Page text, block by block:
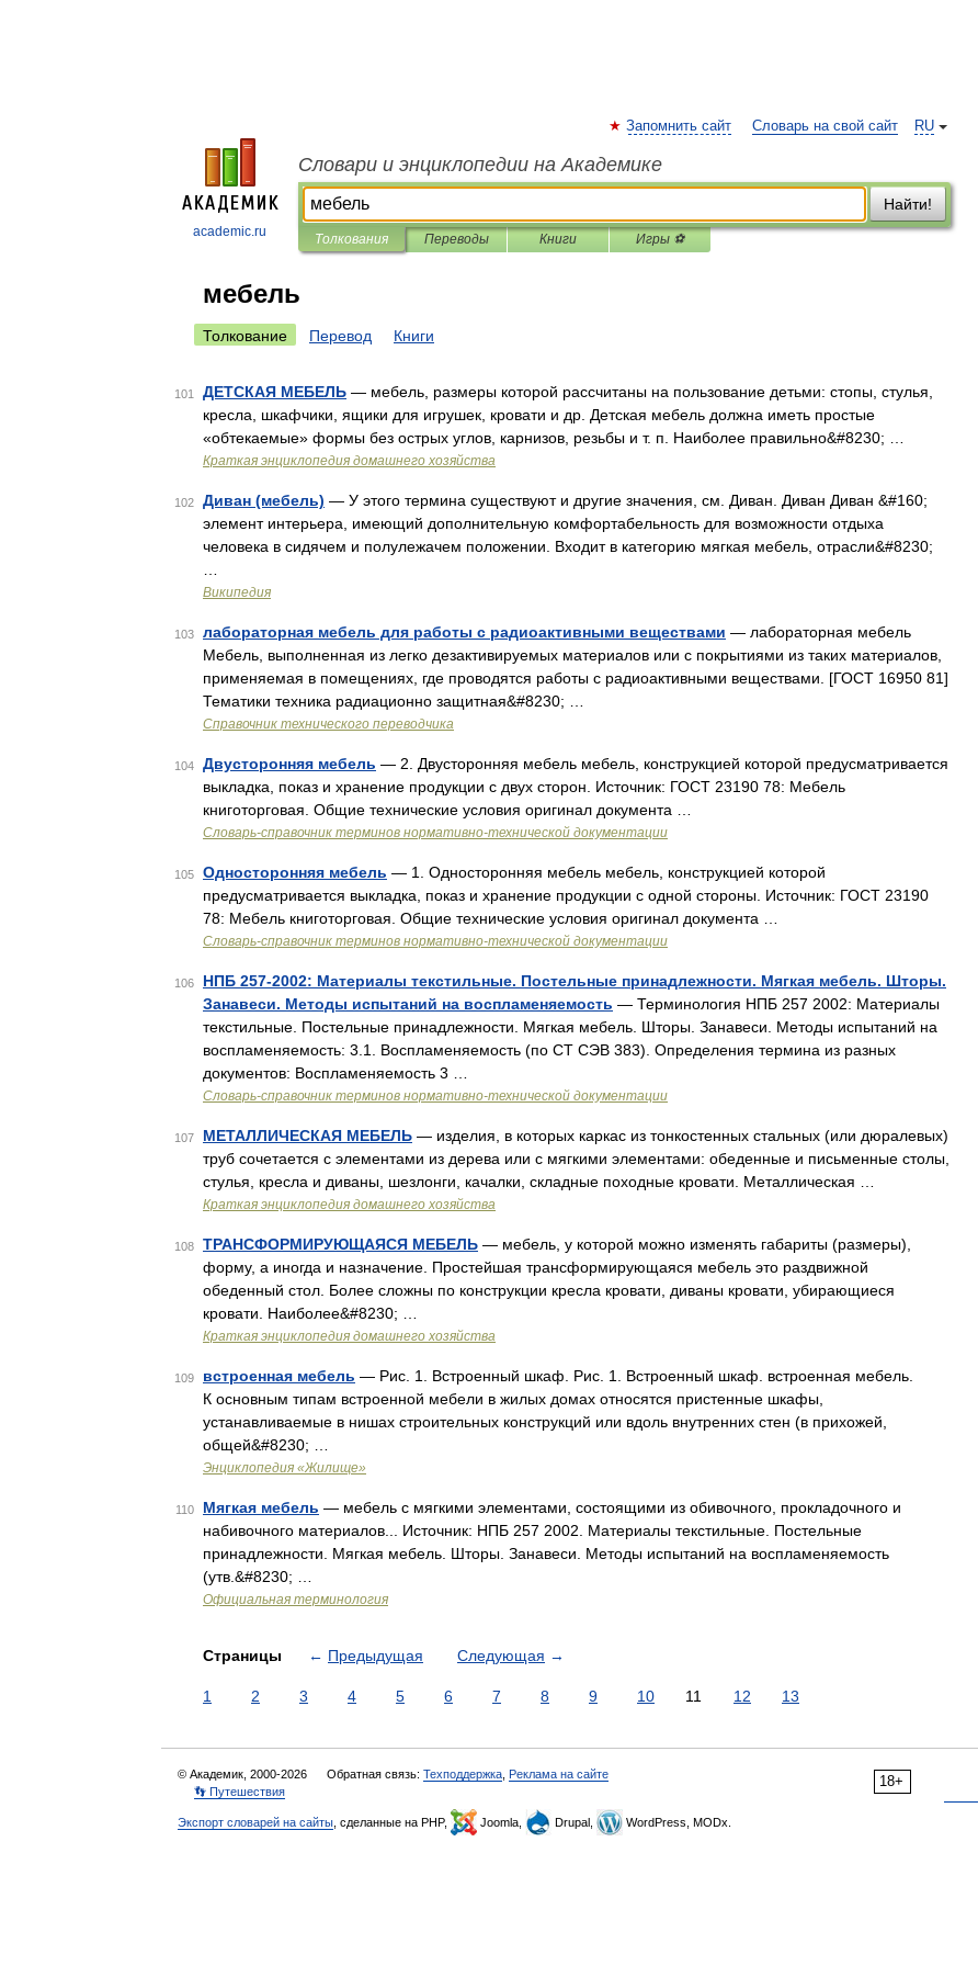
academic.ru
RU
Запомнить сайт Словарь на свой сайт
Словари и энциклопедии на Академике
Найти!
Толкования Переводы Книги Игры ⚽
мебель
Толкование Перевод Книги
101 ДЕТСКАЯ МЕБЕЛЬ — мебель, размеры которой рассчитаны на пользование детьми: стопы, стулья,
кресла, шкафчики, ящики для игрушек, кровати и др. Детская мебель должна иметь простые
«обтекаемые» формы без острых углов, карнизов, резьбы и т. п. Наиболее правильно&#8230; …
Краткая энциклопедия домашнего хозяйства
102 Диван (мебель) — У этого термина существуют и другие значения, см. Диван. Диван Диван &#160;
элемент интерьера, имеющий дополнительную комфортабельность для возможности отдыха
человека в сидячем и полулежачем положении. Входит в категорию мягкая мебель, отрасли&#8230;
Википедия
103 лабораторная мебель для работы с радиоактивными веществами — лабораторная мебель
Мебель, выполненная из легко дезактивируемых материалов или с покрытиями из таких материалов,
применяемая в помещениях, где проводятся работы с радиоактивными веществами. [ГОСТ 16950 81]
Тематики техника радиационно защитная&#8230; …
Справочник технического переводчика
104 Двусторонняя мебель — 2. Двусторонняя мебель мебель, конструкцией которой предусматривается
выкладка, показ и хранение продукции с двух сторон. Источник: ГОСТ 23190 78: Мебель
книготорговая. Общие технические условия оригинал документа …
Словарь-справочник терминов нормативно-технической документации
105 Односторонняя мебель — 1. Односторонняя мебель мебель, конструкцией которой
предусматривается выкладка, показ и хранение продукции с одной стороны. Источник: ГОСТ 23190
78: Мебель книготорговая. Общие технические условия оригинал документа …
Словарь-справочник терминов нормативно-технической документации
106
НПБ 257-2002: Материалы текстильные. Постельные принадлежности. Мягкая мебель. Шторы.
Занавеси. Методы испытаний на воспламеняемость — Терминология НПБ 257 2002: Материалы
текстильные. Постельные принадлежности. Мягкая мебель. Шторы. Занавеси. Методы испытаний на
воспламеняемость: 3.1. Воспламеняемость (по СТ СЭВ 383). Определения термина из разных
документов: Воспламеняемость 3 …
Словарь-справочник терминов нормативно-технической документации
107 МЕТАЛЛИЧЕСКАЯ МЕБЕЛЬ — изделия, в которых каркас из тонкостенных стальных (или дюралевых)
труб сочетается с элементами из дерева или с мягкими элементами: обеденные и письменные столы,
стулья, кресла и диваны, шезлонги, качалки, складные походные кровати. Металлическая …
Краткая энциклопедия домашнего хозяйства
108 ТРАНСФОРМИРУЮЩАЯСЯ МЕБЕЛЬ — мебель, у которой можно изменять габариты (размеры),
форму, а иногда и назначение. Простейшая трансформирующаяся мебель это раздвижной
обеденный стол. Более сложны по конструкции кресла кровати, диваны кровати, убирающиеся
кровати. Наиболее&#8230; …
Краткая энциклопедия домашнего хозяйства
109 встроенная мебель — Рис. 1. Встроенный шкаф. Рис. 1. Встроенный шкаф. встроенная мебель.
К основным типам встроенной мебели в жилых домах относятся пристенные шкафы,
устанавливаемые в нишах строительных конструкций или вдоль внутренних стен (в прихожей,
общей&#8230; …
Энциклопедия «Жилище»
110 Мягкая мебель — мебель с мягкими элементами, состоящими из обивочного, прокладочного и
набивочного материалов... Источник: НПБ 257 2002. Материалы текстильные. Постельные
принадлежности. Мягкая мебель. Шторы. Занавеси. Методы испытаний на воспламеняемость
(утв.&#8230; …
Официальная терминология
Страницы ← Предыдущая Следующая →
1 2 3 4 5 6 7 8 9 10 11 12 13
18+
© Академик, 2000-2026 Обратная связь: Техподдержка Реклама на сайте
👣 Путешествия
Экспорт словарей на сайты , сделанные на PHP, Joomla, Drupal, WordPress, MODx.